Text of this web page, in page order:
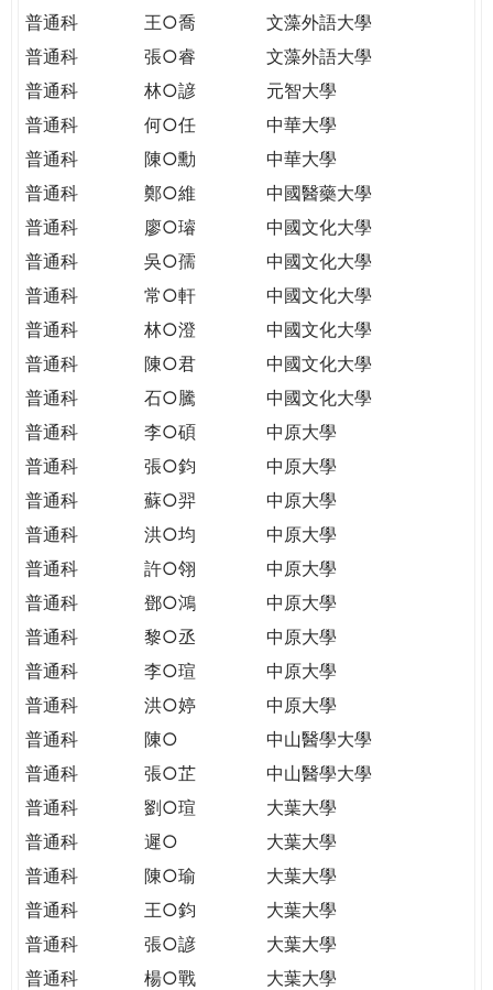
普通科
王○喬
文藻外語大學
普通科
張○睿
文藻外語大學
普通科
林○諺
元智大學
普通科
何○任
中華大學
普通科
陳○勳
中華大學
普通科
鄭○維
中國醫藥大學
普通科
廖○璿
中國文化大學
普通科
吳○孺
中國文化大學
普通科
常○軒
中國文化大學
普通科
林○澄
中國文化大學
普通科
陳○君
中國文化大學
普通科
石○騰
中國文化大學
普通科
李○碩
中原大學
普通科
張○鈞
中原大學
普通科
蘇○羿
中原大學
普通科
洪○均
中原大學
普通科
許○翎
中原大學
普通科
鄧○鴻
中原大學
普通科
黎○丞
中原大學
普通科
李○瑄
中原大學
普通科
洪○婷
中原大學
普通科
陳○
中山醫學大學
普通科
張○芷
中山醫學大學
普通科
劉○瑄
大葉大學
普通科
遲○
大葉大學
普通科
陳○瑜
大葉大學
普通科
王○鈞
大葉大學
普通科
張○諺
大葉大學
普通科
楊○戰
大葉大學